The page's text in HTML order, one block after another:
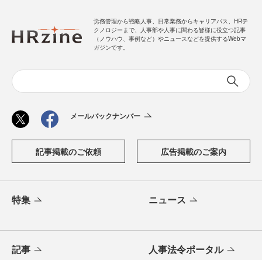
労務管理から戦略人事、日常業務からキャリアパス、HRテ
クノロジーまで、人事部や人事に関わる皆様に役立つ記事
（ノウハウ、事例など）やニュースなどを提供するWebマ
ガジンです。
メールバックナンバー
記事掲載のご依頼 広告掲載のご案内
特集 ニュース
記事 人事法令ポータル